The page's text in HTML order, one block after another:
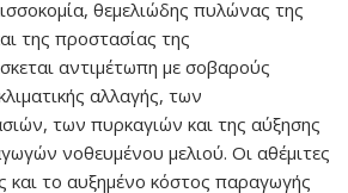
θεμελιώδης πυλώνας της
της προστασίας της
αντιμέτωπη με σοβαρούς
αλλαγής, των
των πυρκαγιών και της αύξησης
νοθευμένου μελιού. Οι αθέμιτες
και το αυξημένο κόστος παραγωγής